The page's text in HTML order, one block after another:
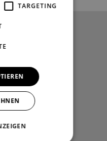
TARGETING